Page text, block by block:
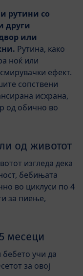
рутини со
други
или
Рутина, како
ноќ или
ефект.
сопствени
исхрана,
од обично во
од животот
изгледа дека
бебињата
во циклуси по 4
за пиење,
месеци
учи да
за овој